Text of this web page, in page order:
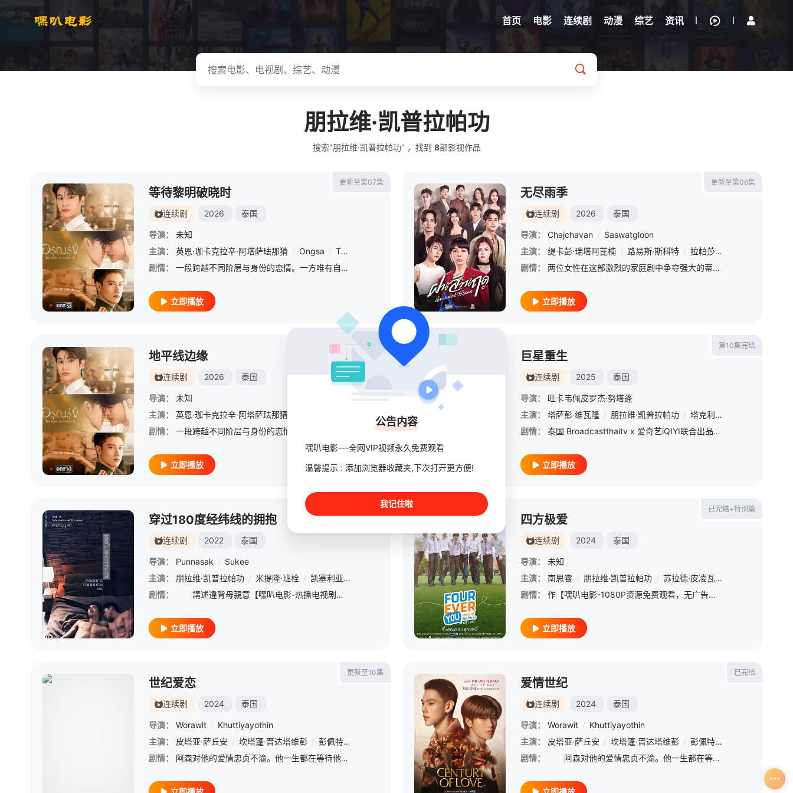
首页 电影 连续剧 动漫 综艺 资讯
朋拉维·凯普拉帕功
搜索"朋拉维·凯普拉帕功" ，找到 8部影视作品
更新至第07集
等待黎明破晓时
连续剧 2026 泰国
导演：
未知
主演：
英恩·珈卡克拉辛·阿塔萨珐那猜 / Ongsa / Tthuchh Khummuang / 朋拉维·凯普拉帕功
恰约隆·西岚亚堤迪
剧情：
一段跨越不同阶层与身份的恋情。一方唯有自己的荣誉，另一方则关乎王室血统。 身为仆人的 Phob 爱上自己的主人，也是王子的Thinnakon，即使亲人极度反对，Phob 依然敬重他，想让他做自己的
立即播放
更新至第06集
无尽雨季
连续剧 2026 泰国
导演： Chajchavan / Saswatgloon
主演：
缇卡彭·瑞塔阿芘楠 / 路易斯·斯科特 / 拉帕莎兰·吉拉威宋誊功
剧情：
两位女性在这部激烈的家庭剧中争夺强大的蒂纳拉王朝领导权【嘿叭电影-1080P资源免费观看，无广告，不卡顿】法克法一生都在证明自己是合法继承人，但当她终生的敌人帕普瓦特归来夺走一切时，她的世界开始动摇。
立即播放
更新至第04集
地平线边缘
连续剧 2026 泰国
导演：
未知
主演：
英恩·珈卡克拉辛·阿塔萨珐那猜 Khummuang
恰约隆·西岚亚堤迪
剧情：
立即播放
第10集完结
巨星重生
连续剧 2025 泰国
导演：
旺卡韦佩皮罗杰·努塔蓬
主演：
塔萨彭·维瓦隆 / 朋拉维·凯普拉帕功 / 塔克利特·柴乌特
剧情：
泰国 Broadcastthaitv x 爱奇艺iQIYI联合出品，改编自作家Crystaljade的18+同名小说《Reset》。
立即播放
已完结
穿过180度经纬线的拥抱
连续剧 2022 泰国
导演： Punnasak / Sukee
主演：
朋拉维·凯普拉帕功 / 米提隆·班栓 / 凯塞利亚·麦克托什
剧情：
講述違背母親意【嘿叭电影-热播电视剧免费在线观看】 一個男孩和已故父親朋友間的浪漫故事...
立即播放
已完结+特别篇
四方极爱
连续剧 2024 泰国
导演：
未知
主演：
南思睿 / 朋拉维·凯普拉帕功 / 苏拉德·皮凌瓦 /
剧情：
作【嘿叭电影-1080P资源免费观看，无广告，不卡顿】家@Howl_sairy 的作品改编制作剧集，分为东南西北四个故事，八位主角演员招募中
立即播放
更新至10集
世纪爱恋
连续剧 2024 泰国
导演： Worawit / Khuttiyayothin
主演：
皮塔亚·萨丘安 / 坎塔蓬·晋达塔维彭 / 彭佩特齐·潘功 Jirawat / Vachirasarunpatra / 塔农萨·苏帕坎 / 朋拉维·凯普拉帕功 / Gumpuns / Koravich
剧情：
阿森对他的爱情忠贞不渝。他一生都在等待他失去的爱人瓦特从她一个世纪前的死亡中重生。但是当夜晚的黑暗降临时，他会被五色之石的力量强行折磨。如果他不能在本世纪的时间窗内找到水，他将不可避免地永远悲惨地死去
已完结
爱情世纪
连续剧 2024 泰国
导演： Worawit / Khuttiyayothin
主演：
皮塔亚·萨丘安 / 坎塔蓬·晋达塔维彭 / 彭佩特齐·潘功
剧情：
阿森对他的爱情忠贞不渝。他一生都在等待他失去的爱人瓦特从她一个世纪前的死亡中重生。但是当夜晚的黑暗降临时，他会被五色之石的力量强行折磨。如果他不能在本世纪的时间窗内找到水，他将不可避免地永远悲惨地
公告内容
嘿叭电影---全网VIP视频永久免费观看
温馨提示 : 添加浏览器收藏夹,下次打开更方便!
我记住啦